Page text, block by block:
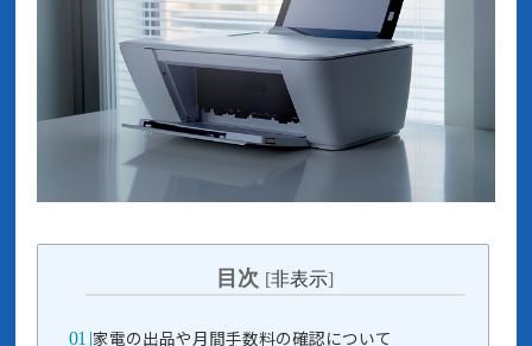
目次 [非表示]
家電の出品や月間手数料の確認について